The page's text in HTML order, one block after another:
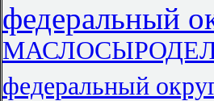
федеральный
федеральный